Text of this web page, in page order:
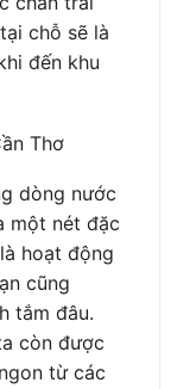
chỗ sẽ là
đến khu
Thơ
dòng nước
một nét đặc
hoạt động
cũng
tắm đâu.
còn được
từ các